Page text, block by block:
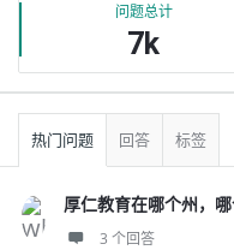
问题总计
7k
热门问题 回答 标签
厚仁教育在哪个州，
3 个回答